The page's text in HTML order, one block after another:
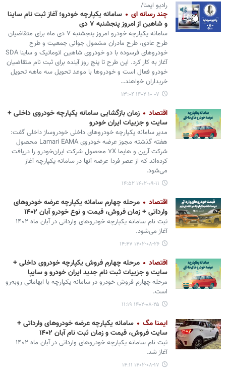
رادیو ایمنا/
چند رسانه ای
سامانه یکپارچه خودرو؛ آغاز ثبت نام ساینا
و شاهین از امروز پنجشنبه ۷ دی
سامانه یکپارچه خودرو امروز پنجشنبه ۷ دی ماه برای متقاضیان
طرح عادی، طرح مادران مشمول جوانی جمعیت و طرح
خودروهای فرسوده با دو خودروی شاهین اتوماتیک و ساینا SDA
آغاز به کار کرد. این طرح تا پنج روز آینده برای ثبت نام متقاضیان
خودرو فعال است و خودروها با موعد تحویل سه ماهه تحویل
خریداران خواهند…
۱۴۰۲-۱۰-۰۷ ۱۳:۰۴
اقتصاد
زمان بازگشایی سامانه یکپارچه خودروی داخلی +
سایت و جزییات ایران خودرو
مدیر سامانه یکپارچه خودروهای داخلی خودروساز داخلی گفت:
هفته گذشته مجوز عرضه خودروی Lamari EAMA ‌محصول
شرکت آرین و هایما ۷X محصول شرکت ایران‌خودرو را دریافت
کرده‌اند که از عصر فردا عرضه آنها در سامانه یکپارچه آغاز
می‌شود.
۱۴۰۲-۰۹-۱۱ ۱۴:۵۲
اقتصاد
مرحله چهارم سامانه یکپارچه عرضه خودروهای
وارداتی + زمان فروش، قیمت و نوع خودرو آبان ۱۴۰۲
ثبت نام سامانه یکپارچه خودروهای وارداتی در آبان ماه ۱۴۰۲
آغاز می‌شود.
۱۴۰۲-۰۸-۲۶ ۱۴:۴۷
اقتصاد
مرحله چهارم فروش یکپارچه خودروی داخلی +
سایت و جزییات ثبت نام جدید ایران خودرو و سایپا
مرحله چهارم فروش خودرو در سامانه یکپارچه با ابهاماتی روبه‌رو
است.
۱۴۰۲-۰۸-۲۵ ۱۱:۱۹
ایمنا مگ
سامانه یکپارچه عرضه خودروهای وارداتی +
سایت فروش، قیمت و زمان ثبت نام آبان ۱۴۰۲
ثبت نام سامانه یکپارچه خودروهای وارداتی در آبان ماه ۱۴۰۲
آغاز شد.
۱۴۰۲-۰۸-۱۷ ۱۴:۱۱